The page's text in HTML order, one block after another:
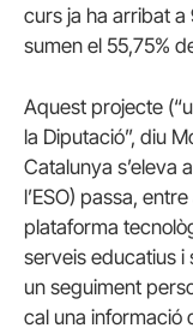
curs ja ha arribat
sumen el 55,75%
Aquest projecte
la Diputació”, diu
Catalunya s’eleva
l’ESO) passa,
plataforma
serveis educatius i
un seguiment
cal una informació